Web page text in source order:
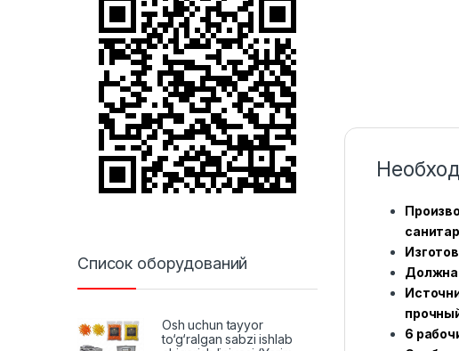
Должна
6
Список оборудований
Osh uchun tayyor
to‘g‘ralgan sabzi ishlab